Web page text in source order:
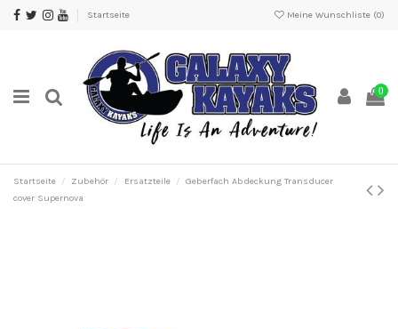
Startseite Meine Wunschliste (0)
0
Startseite Zubehör Ersatzteile
Geberfach Abdeckung Transducer
cover Supernova